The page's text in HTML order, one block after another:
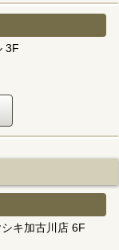
3F
キ加古川店 6F